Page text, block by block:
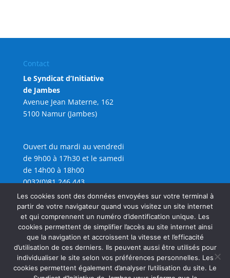
Contact
Le Syndicat d’Initiative
de Jambes
Avenue Jean Materne, 162
5100 Namur (Jambes)
Ouvert du mardi au vendredi
de 9h00 à 17h30 et le samedi
de 14h00 à 18h00
0032(0)81 246 443
info@sijambes.be
Les cookies sont des données envoyées sur votre terminal à
partir de votre navigateur quand vous visitez un site internet
et qui comprennent un numéro d’identification unique. Les
cookies permettent de simplifier l’accès au site internet ainsi
que la navigation et accroissent la vitesse et l’efficacité
d’utilisation de ces derniers. Ils peuvent aussi être utilisés pour
individualiser le site selon vos préférences personnelles. Les
cookies permettent également d’analyser l’utilisation du site. Le